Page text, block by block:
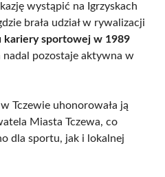
wystąpić na Igrzyskach
brała udział w rywalizacji
kariery sportowej w 1989
nadal pozostaje aktywna w
Tczewie uhonorowała ją
Miasta Tczewa, co
dla sportu, jak i lokalnej